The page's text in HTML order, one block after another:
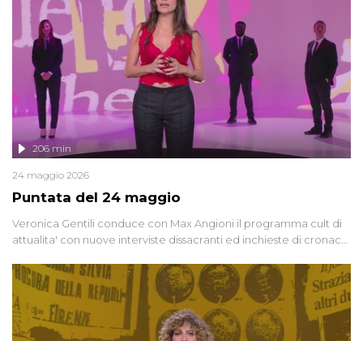
controversi e i protagonisti di un'indagine che sembra non avere
fine.
Puntata del 24 maggio
206 min
24 maggio 2026
Veronica Gentili conduce con Max Angioni il programma cult di
attualita' con nuove interviste dissacranti ed inchieste di cronaca